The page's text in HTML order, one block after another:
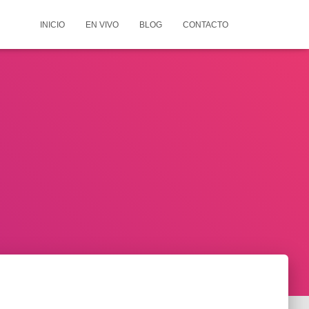
INICIO EN VIVO BLOG CONTACTO